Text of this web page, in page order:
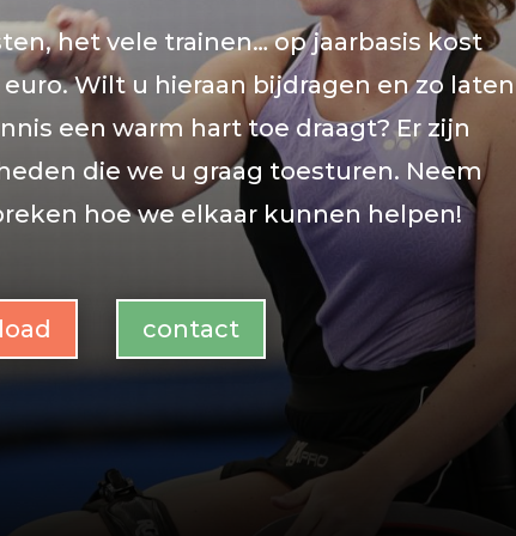
het vele trainen… op jaarbasis kost
Wilt u hieraan bijdragen en zo laten
een warm hart toe draagt? Er zijn
die we u graag toesturen. Neem
hoe we elkaar kunnen helpen!
contact